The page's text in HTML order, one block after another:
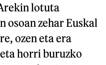
lotuta
osoan zehar Euskal
ozen eta era
horri buruzko